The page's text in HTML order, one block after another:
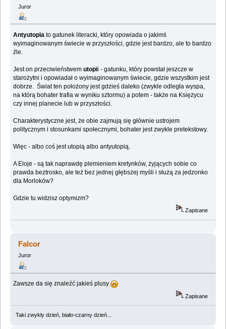
Juror
Antyutopia to gatunek literacki, który opowiada o jakimś
wyimaginowanym świecie w przyszłości, gdzie jest bardzo, ale to bardzo
źle.
Jest on przeciwieństwemutopii - gatunku, który powstał jeszcze w
starożytni i opowiadał o wyimaginowanym świecie, gdzie wszystkim jest
dobrze. Świat ten położony jest gdzieś daleko (zwykle odległa wyspa,
na którą bohater trafia w wyniku sztormu) a potem - także na Księżycu
czy innej planecie lub w przyszłości.
Charakterystyczne jest, że obie zajmują się głównie ustrojem
politycznym i stosunkami społecznymi, bohater jest zwykle pretekstowy.
Więc - albo coś jest utopią albo antyutopią.
A Eloje - są tak naprawdę plemieniem kretynków, żyjących sobie co
prawda beztrosko, ale też bez jednej głębszej myśli i służą za jedzonko
dla Morloków?
Gdzie tu widzisz optymizm?
Zapisane
Falcor
Juror
Zawsze da się znaleźć jakieś plusy
Zapisane
Taki zwykły dzień, biało-czarny dzień...